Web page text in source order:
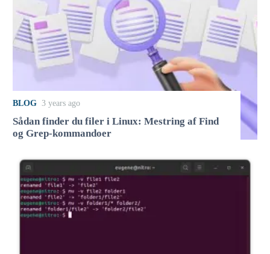
BLOG 3 years ago
Sådan finder du filer i Linux: Mestring af Find
og Grep-kommandoer